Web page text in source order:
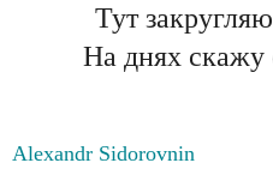
Тут
На днях скажу
Alexandr Sidorovnin